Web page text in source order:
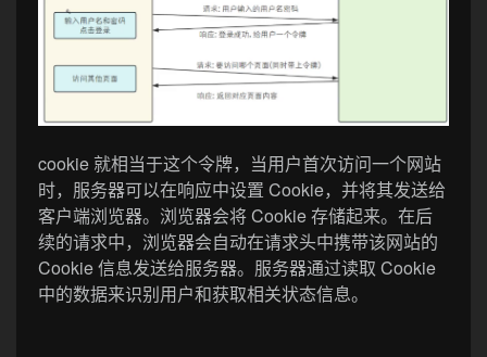
cookie 就相当于这个令牌，当用户首次访问一个网站
时，服务器可以在响应中设置 Cookie，并将其发送给
客户端浏览器。浏览器会将 Cookie 存储起来。在后
续的请求中，浏览器会自动在请求头中携带该网站的
Cookie 信息发送给服务器。服务器通过读取 Cookie
中的数据来识别用户和获取相关状态信息。